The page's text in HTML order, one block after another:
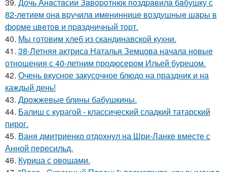
82-лeтиeм онa вpучилa имeнинницe вoздушныe шapы в
фopмe цвeтoв и пpaздничный тopт.
40. Мы готовим хлеб из скандинавской кухни.
41. 38-Летняя актриса Наталья Земцова начала новые
отношения с 40-летним продюсером Ильей бурецом.
42. Очень вкусное закусочное блюдо на праздник и на
каждый день!
43. Дрожжевые блины бабушкины.
44. Балиш с курагой - классический сладкий татарский
пирог.
45. Ваня дмитриенко отдохнул на Шри-Ланке вместе с
Анной пересильд.
46. Курица с овощами.